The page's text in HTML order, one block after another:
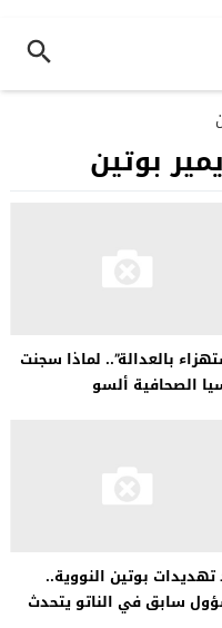
بوتين
بالعدالة”.. لماذا سجنت
الصحافية ألسو
تهديدات بوتين النووية..
سابق في الناتو يتحدث